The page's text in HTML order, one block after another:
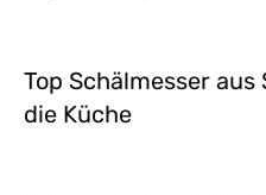
Top Schälmesser
die Küche